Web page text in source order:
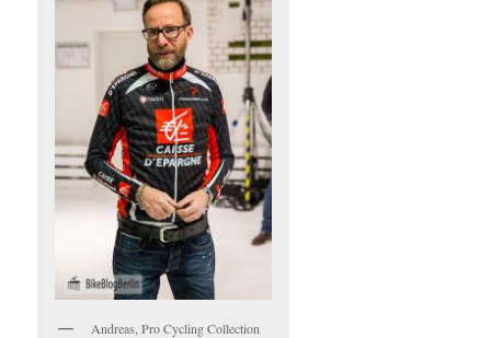
Andreas, Pro Cycling Collection